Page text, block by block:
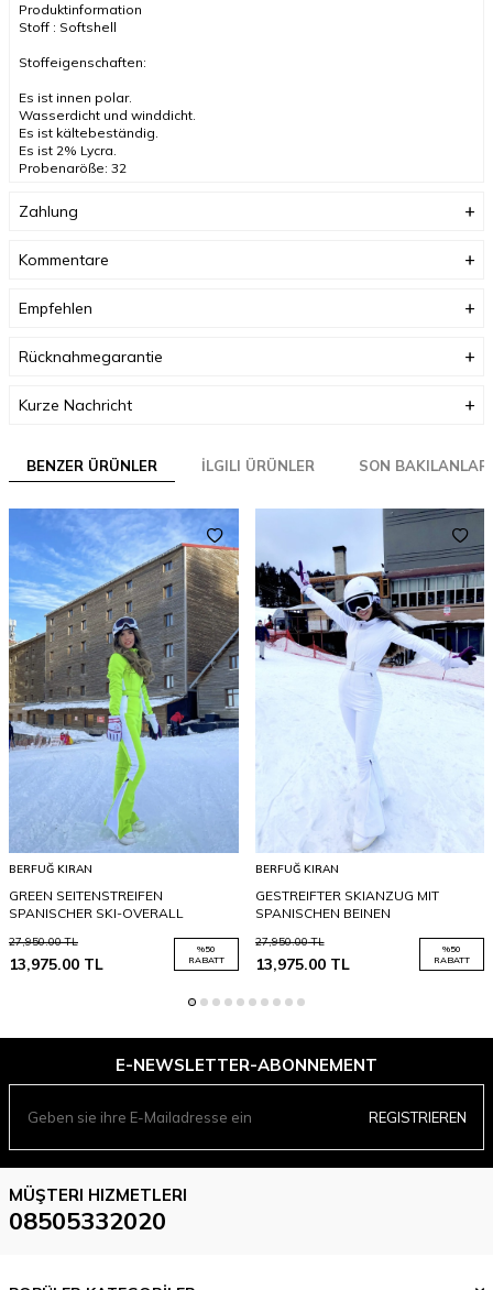
Produktinformation
Stoff : Softshell
Stoffeigenschaften:
Es ist innen polar.
Wasserdicht und winddicht.
Es ist kältebeständig.
Es ist 2% Lycra.
Probengröße: 32
Farbe blau
Zahlung
Kommentare
Empfehlen
Rücknahmegarantie
Kurze Nachricht
BENZER ÜRÜNLER İLGILI ÜRÜNLER SON BAKILANLAR
BERFUĞ KIRAN
GREEN SEITENSTREIFEN
SPANISCHER SKI-OVERALL
27,950.00TL
13,975.00 TL
%50
RABATT
BERFUĞ KIRAN
GESTREIFTER SKIANZUG MIT
SPANISCHEN BEINEN
27,950.00TL
13,975.00TL
%50
RABATT
E-NEWSLETTER-ABONNEMENT
REGISTRIEREN
MÜŞTERI HIZMETLERI
08505332020